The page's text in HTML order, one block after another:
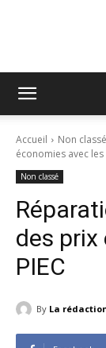
Accueil Non classé
économies avec les
Non classé
des prix
PIEC
By La